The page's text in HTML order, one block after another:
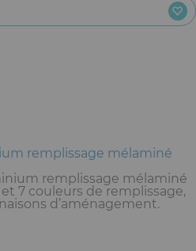
remplissage mélaminé
remplissage mélaminé
7 couleurs de remplissage,
d’aménagement.